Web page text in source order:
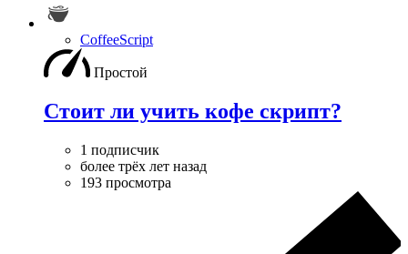
CoffeeScript
Простой
Стоит ли учить кофе скрипт?
1 подписчик
более трёх лет назад
193 просмотра